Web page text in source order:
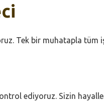
Tek bir muhatapla tüm
ediyoruz. Sizin